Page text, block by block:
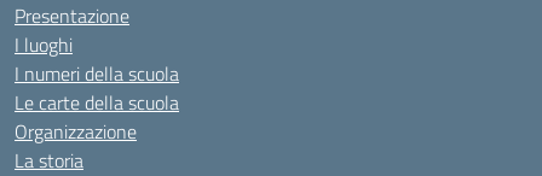
Presentazione
I luoghi
I numeri della scuola
Le carte della scuola
Organizzazione
La storia